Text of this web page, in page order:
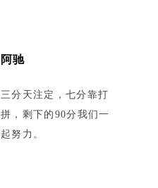
阿驰
三分天注定，七分靠打
拼，剩下的90分我们一
起努力。